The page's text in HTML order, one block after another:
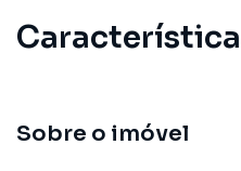
Sobre o imóvel